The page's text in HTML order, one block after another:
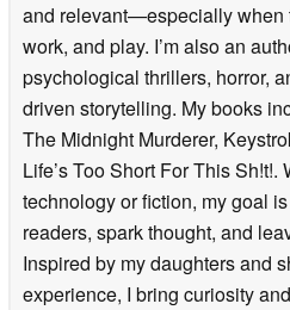
and relevant—especially when
work, and play. I’m also an
psychological thrillers, horror,
driven storytelling. My books
The Midnight Murderer,
Life’s Too Short For This Sh!t!.
technology or fiction, my goal
readers, spark thought, and
Inspired by my daughters and
experience, I bring curiosity